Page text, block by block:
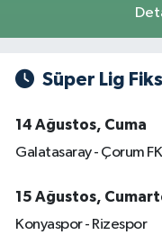
Süper Lig
14 Ağustos, Cuma
Galatasaray - Çorum FK
15 Ağustos,
Konyaspor - Rizespor